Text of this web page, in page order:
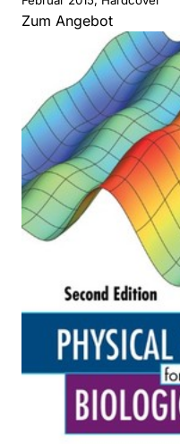
Zum Angebot